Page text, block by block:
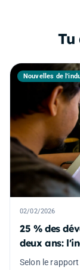
Nouvelles de
02/02/2026
25 % des
deux ans:
Selon le